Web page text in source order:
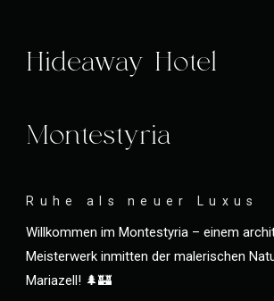
Hideaway Hotel
Montestyria
Ruhe als neuer Luxus
Willkommen im Montestyria – einem
Meisterwerk inmitten der malerischen
Mariazell! 🌲🏰